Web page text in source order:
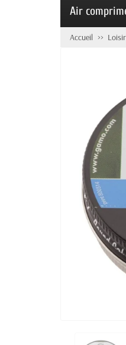
Air
Accueil Loisir